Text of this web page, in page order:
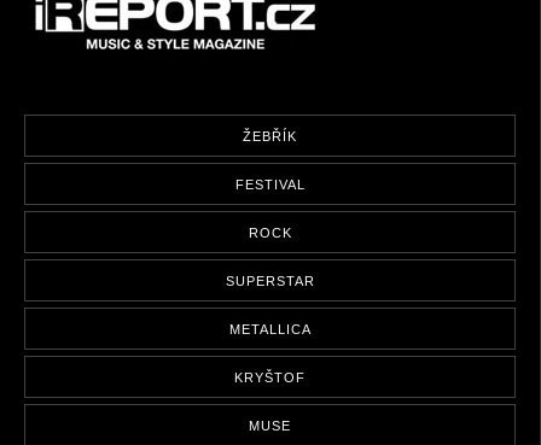
ŽEBŘÍK
FESTIVAL
ROCK
SUPERSTAR
METALLICA
KRYŠTOF
MUSE